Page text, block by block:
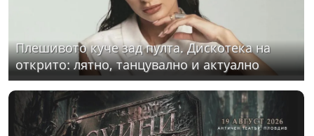
Плешивото куче зад пулта. Дискотека на
открито: лятно, танцувално и актуално